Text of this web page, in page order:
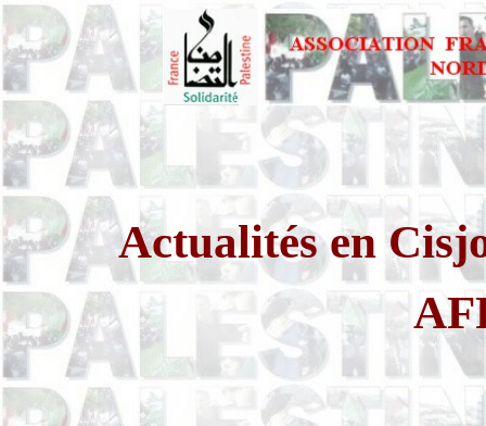
Actualités en